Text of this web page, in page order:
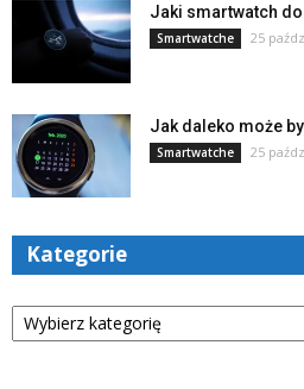
Jaki smartwatch do
Smartwatche 25
Jak daleko może
Smartwatche 25
Kategorie
Kategorie